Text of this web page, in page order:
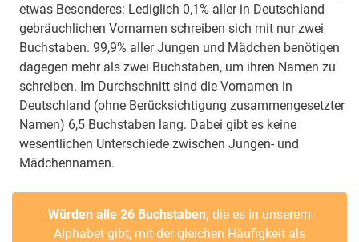
etwas Besonderes: Lediglich 0,1% aller in Deutschland
gebräuchlichen Vornamen schreiben sich mit nur zwei
Buchstaben. 99,9% aller Jungen und Mädchen benötigen
dagegen mehr als zwei Buchstaben, um ihren Namen zu
schreiben. Im Durchschnitt sind die Vornamen in
Deutschland (ohne Berücksichtigung zusammengesetzter
Namen) 6,5 Buchstaben lang. Dabei gibt es keine
wesentlichen Unterschiede zwischen Jungen- und
Mädchennamen.
Würden alle 26 Buchstaben, die es in unserem
Alphabet gibt, mit der gleichen Häufigkeit als